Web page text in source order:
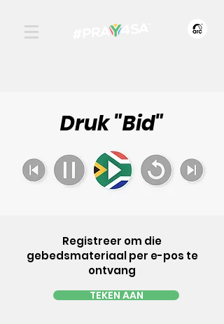
Druk "Bid"
Registreer om die
gebedsmateriaal per e-pos te
ontvang
TEKEN AAN